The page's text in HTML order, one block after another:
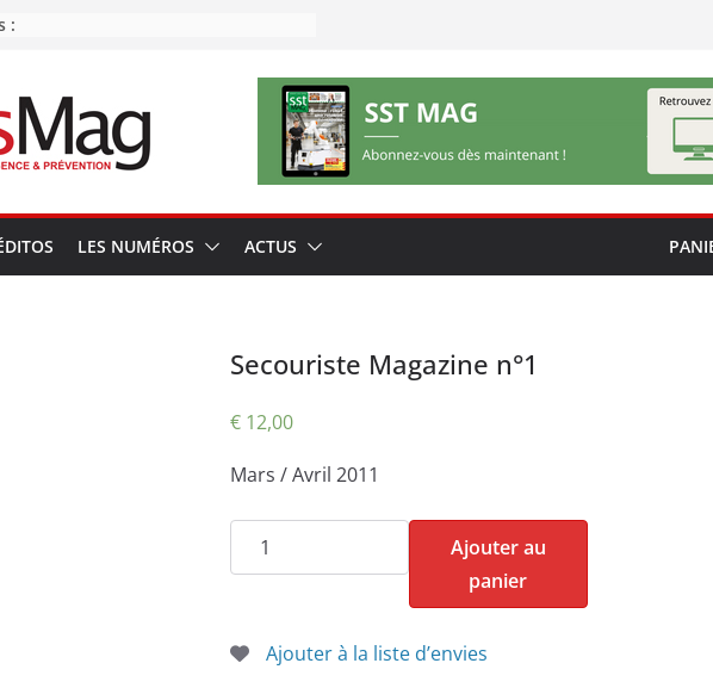
:
LES NUMÉROS ACTUS
Secouriste Magazine n°1
€12,00
Mars / Avril 2011
quantité
de
n°1
Ajouter au
panier
Ajouter à la liste d’envies